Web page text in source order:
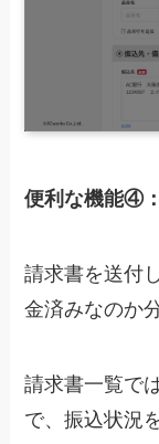
便利な機能④
請求書を送付
金済みなのか
請求書一覧で
で、振込状況